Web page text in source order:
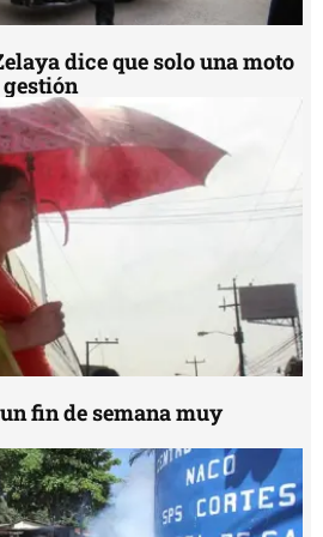
dice que solo una moto
fin de semana muy